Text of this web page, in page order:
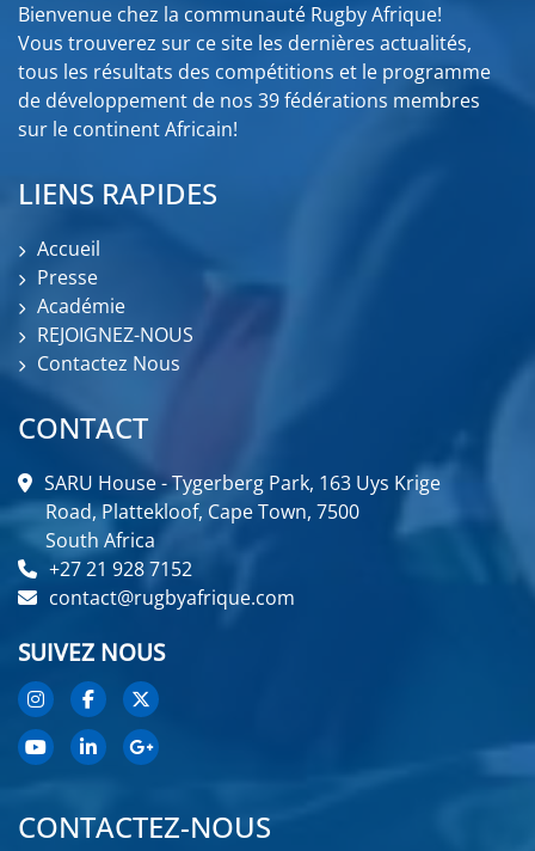
Bienvenue chez la communauté Rugby Afrique!
Vous trouverez sur ce site les dernières actualités,
tous les résultats des compétitions et le programme
de développement de nos 39 fédérations membres
sur le continent Africain!
LIENS RAPIDES
Accueil
Presse
Académie
REJOIGNEZ-NOUS
Contactez Nous
CONTACT
SARU House - Tygerberg Park, 163 Uys Krige
Road, Plattekloof, Cape Town, 7500
South Africa
+27 21 928 7152
contact@rugbyafrique.com
SUIVEZ NOUS
CONTACTEZ-NOUS